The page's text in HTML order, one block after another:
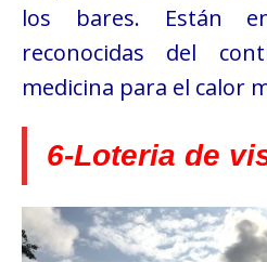
los bares. Están
reconocidas del
medicina para el calor
6-Loteria de